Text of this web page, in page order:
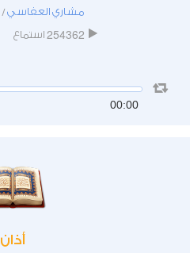
مشاري العفاسي/
254362 استماع
00:00
أذان